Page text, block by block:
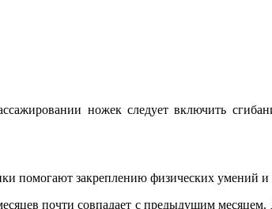
ножек следует включить
помогают закреплению физических умений
почти совпадает с предыдущим